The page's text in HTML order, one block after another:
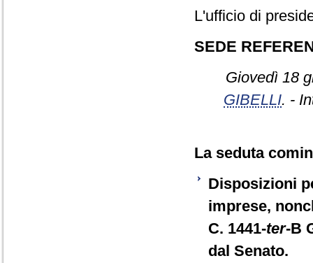
L'ufficio di
SEDE
Giovedì 18
GIBELLI. -
La seduta
Disposizioni
imprese,
C. 1441-ter-B
dal Senato.